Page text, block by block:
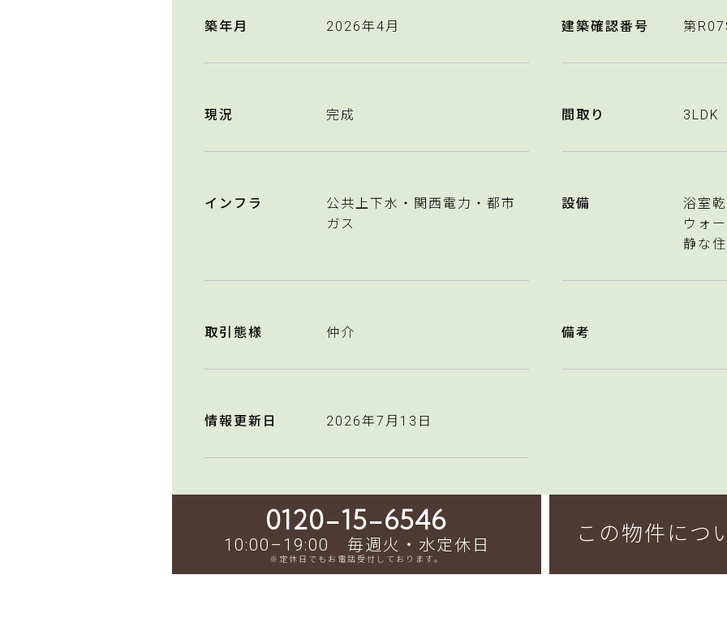
築年月 2026年4月 建築確認番号 第
現況 完成 間取り 3LDK
インフラ
公共上下水・関西電力・都市
ガス
設備
浴室
ウォ
静な
取引態様 仲介 備考
情報更新日 2026年7月13日
0120-15-6546
10:00–19:00 毎週火・水定休日
※定休日でもお電話受付しております。
この物件につ